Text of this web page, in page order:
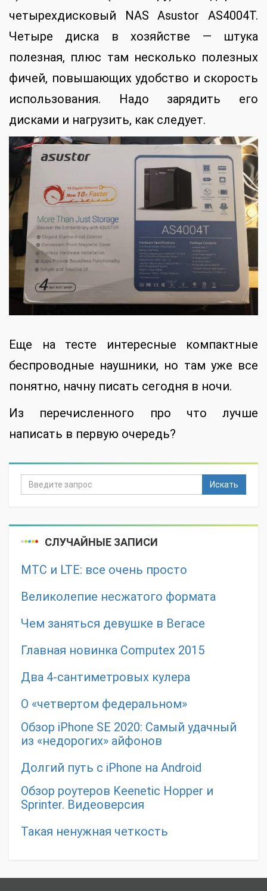
четырехдисковый NAS Asustor AS4004T.
Четыре диска в хозяйстве — штука
полезная, плюс там несколько полезных
фичей, повышающих удобство и скорость
использования. Надо зарядить его
дисками и нагрузить, как следует.
Еще на тесте интересные компактные
беспроводные наушники, но там уже все
понятно, начну писать сегодня в ночи.
Из перечисленного про что лучше
написать в первую очередь?
Искать
СЛУЧАЙНЫЕ ЗАПИСИ
МТС и LTE: все очень просто
Великолепие несжатого формата
Чем заняться девушке в Вегасе
Главная новинка Computex 2015
Два 4-сантиметровых кулера
О «четвертом федеральном»
Обзор iPhone SE 2020: Самый удачный
из «недорогих» айфонов
Долгий путь с iPhone на Android
Обзор роутеров Keenetic Hopper и
Sprinter. Видеоверсия
Такая ненужная четкость